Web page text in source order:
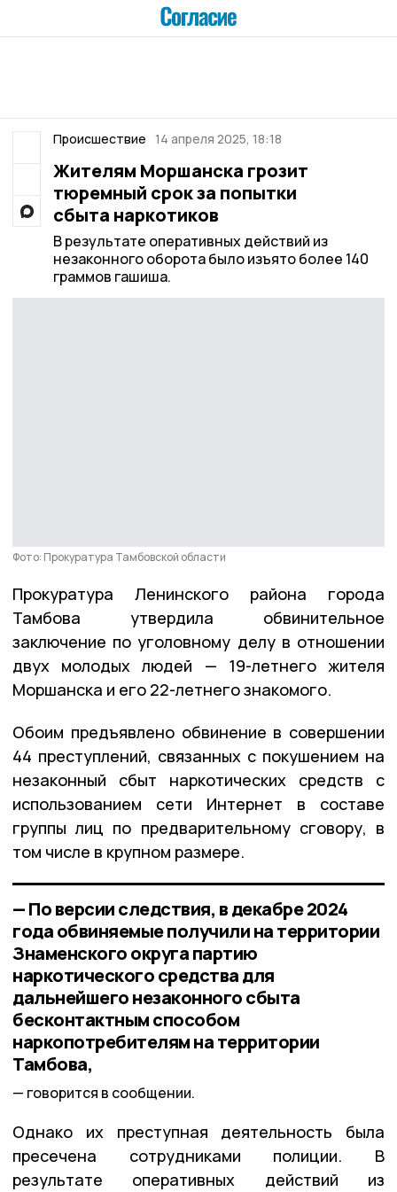
Происшествие 14 апреля 2025, 18:18
Жителям Моршанска грозит
тюремный срок за попытки
сбыта наркотиков
В результате оперативных действий из
незаконного оборота было изъято более 140
граммов гашиша.
Фото: Прокуратура Тамбовской области
Прокуратура Ленинского района города
Тамбова утвердила обвинительное
заключение по уголовному делу в отношении
двух молодых людей — 19-летнего жителя
Моршанска и его 22-летнего знакомого.
Обоим предъявлено обвинение в совершении
44 преступлений, связанных с покушением на
незаконный сбыт наркотических средств с
использованием сети Интернет в составе
группы лиц по предварительному сговору, в
том числе в крупном размере.
— По версии следствия, в декабре 2024
года обвиняемые получили на территории
Знаменского округа партию
наркотического средства для
дальнейшего незаконного сбыта
бесконтактным способом
наркопотребителям на территории
Тамбова,
говорится в сообщении.
Однако их преступная деятельность была
пресечена сотрудниками полиции. В
результате оперативных действий из